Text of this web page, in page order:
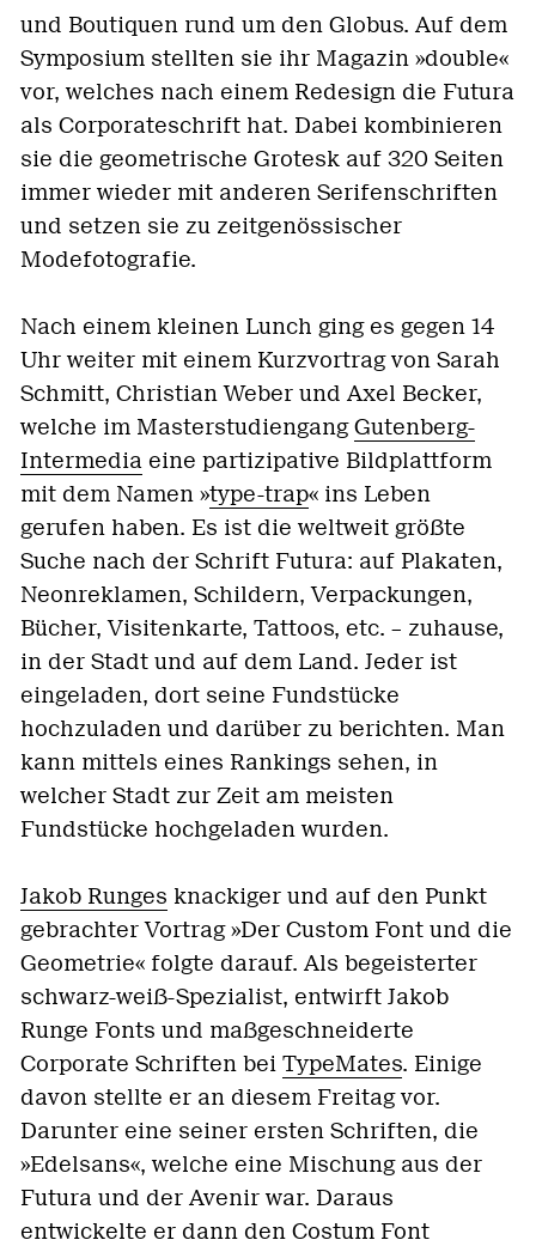
und Boutiquen rund um den Globus. Auf dem
Symposium stellten sie ihr Magazin »double«
vor, welches nach einem Redesign die Futura
als Corporateschrift hat. Dabei kombinieren
sie die geometrische Grotesk auf 320 Seiten
immer wieder mit anderen Serifenschriften
und setzen sie zu zeitgenössischer
Modefotografie.
Nach einem kleinen Lunch ging es gegen 14
Uhr weiter mit einem Kurzvortrag von Sarah
Schmitt, Christian Weber und Axel Becker,
welche im MasterstudiengangGutenberg-
Intermedia eine partizipative Bildplattform
mit dem Namen »type-trap« ins Leben
gerufen haben. Es ist die weltweit größte
Suche nach der Schrift Futura: auf Plakaten,
Neonreklamen, Schildern, Verpackungen,
Bücher, Visitenkarte, Tattoos, etc. – zuhause,
in der Stadt und auf dem Land. Jeder ist
eingeladen, dort seine Fundstücke
hochzuladen und darüber zu berichten. Man
kann mittels eines Rankings sehen, in
welcher Stadt zur Zeit am meisten
Fundstücke hochgeladen wurden.
Jakob Runges knackiger und auf den Punkt
gebrachter Vortrag »Der Custom Font und die
Geometrie« folgte darauf. Als begeisterter
schwarz-weiß-Spezialist, entwirft Jakob
Runge Fonts und maßgeschneiderte
Corporate Schriften bei TypeMates. Einige
davon stellte er an diesem Freitag vor.
Darunter eine seiner ersten Schriften, die
»Edelsans«, welche eine Mischung aus der
Futura und der Avenir war. Daraus
entwickelte er dann den Costum Font